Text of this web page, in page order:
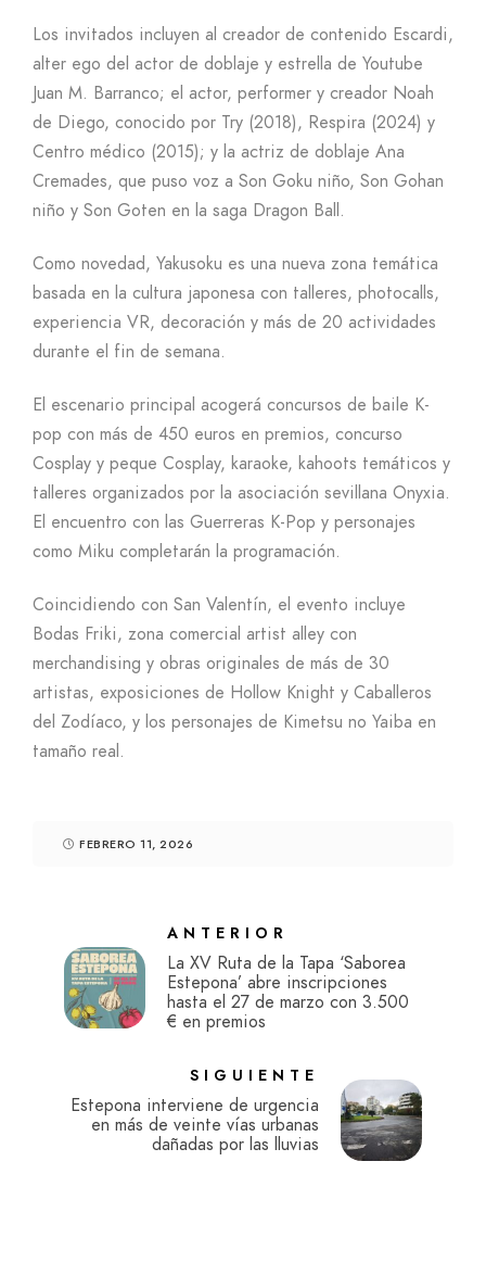
Los invitados incluyen al creador de contenido Escardi,
alter ego del actor de doblaje y estrella de Youtube
Juan M. Barranco; el actor, performer y creador Noah
de Diego, conocido por Try (2018), Respira (2024) y
Centro médico (2015); y la actriz de doblaje Ana
Cremades, que puso voz a Son Goku niño, Son Gohan
niño y Son Goten en la saga Dragon Ball.
Como novedad, Yakusoku es una nueva zona temática
basada en la cultura japonesa con talleres, photocalls,
experiencia VR, decoración y más de 20 actividades
durante el fin de semana.
El escenario principal acogerá concursos de baile K-
pop con más de 450 euros en premios, concurso
Cosplay y peque Cosplay, karaoke, kahoots temáticos y
talleres organizados por la asociación sevillana Onyxia.
El encuentro con las Guerreras K-Pop y personajes
como Miku completarán la programación.
Coincidiendo con San Valentín, el evento incluye
Bodas Friki, zona comercial artist alley con
merchandising y obras originales de más de 30
artistas, exposiciones de Hollow Knight y Caballeros
del Zodíaco, y los personajes de Kimetsu no Yaiba en
tamaño real.
FEBRERO 11, 2026
ANTERIOR
La XV Ruta de la Tapa ‘Saborea
Estepona’ abre inscripciones
hasta el 27 de marzo con 3.500
€ en premios
SIGUIENTE
Estepona interviene de urgencia
en más de veinte vías urbanas
dañadas por las lluvias